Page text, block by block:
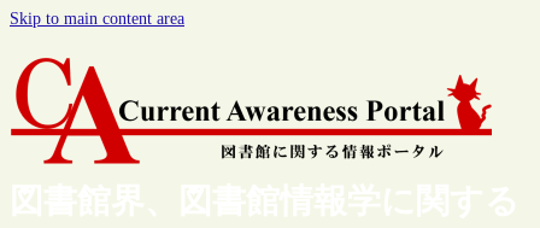
Skip to main content area
図書館界、図書館情報学に関する